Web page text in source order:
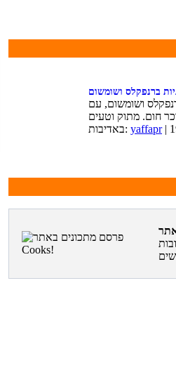
ברנפקלס ושומשום
ושומשום, עם
באדיבות: yaffapr